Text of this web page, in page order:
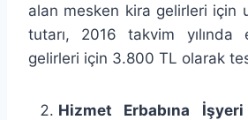
alan mesken kira gelirleri için
tutarı, 2016 takvim
gelirleri için 3.800 TL olarak
Hizmet Erbabına